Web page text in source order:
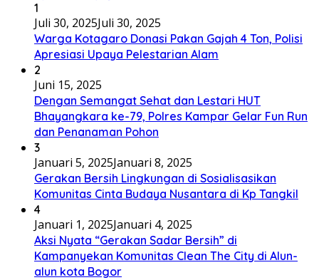
1
Juli 30, 2025Juli 30, 2025
Warga Kotagaro Donasi Pakan Gajah 4 Ton, Polisi
Apresiasi Upaya Pelestarian Alam
2
Juni 15, 2025
Dengan Semangat Sehat dan Lestari HUT
Bhayangkara ke-79, Polres Kampar Gelar Fun Run
dan Penanaman Pohon
3
Januari 5, 2025Januari 8, 2025
Gerakan Bersih Lingkungan di Sosialisasikan
Komunitas Cinta Budaya Nusantara di Kp Tangkil
4
Januari 1, 2025Januari 4, 2025
Aksi Nyata “Gerakan Sadar Bersih” di
Kampanyekan Komunitas Clean The City di Alun-
alun kota Bogor